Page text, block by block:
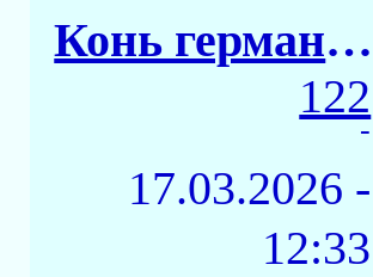
Конь германский
122
-
17.03.2026 -
12:33